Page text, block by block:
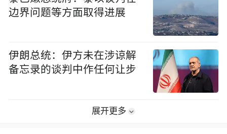
边界问题等方面取得进展
伊朗总统：伊方未在涉谅解
备忘录的谈判中作任何让步
展开更多